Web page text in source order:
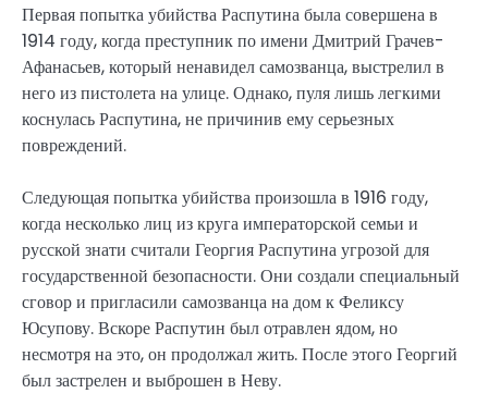
Первая попытка убийства Распутина была совершена в
1914 году, когда преступник по имени Дмитрий Грачев-
Афанасьев, который ненавидел самозванца, выстрелил в
него из пистолета на улице. Однако, пуля лишь легкими
коснулась Распутина, не причинив ему серьезных
повреждений.
Следующая попытка убийства произошла в 1916 году,
когда несколько лиц из круга императорской семьи и
русской знати считали Георгия Распутина угрозой для
государственной безопасности. Они создали специальный
сговор и пригласили самозванца на дом к Феликсу
Юсупову. Вскоре Распутин был отравлен ядом, но
несмотря на это, он продолжал жить. После этого Георгий
был застрелен и выброшен в Неву.